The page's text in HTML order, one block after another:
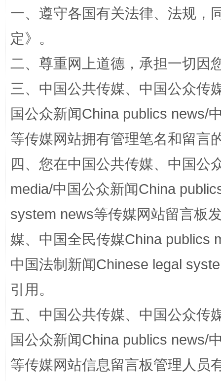
完善运行机制助力责任有效落实
一、遵守各国有关法律、法规，
定》。
二、尊重网上道德，承担一切因
三、中国公共传媒、中国公众传
国公众新闻China publics news/
等传媒网站拥有管理笔名和留言
四、您在中国公共传媒、中国公
media/中国公众新闻China
system news等传媒网站留言板
媒、中国全民传媒China publics
中国法制新闻Chinese legal
引用。
五、中国公共传媒、中国公众传
国公众新闻China publics news/
等传媒网站信息留言板管理人员